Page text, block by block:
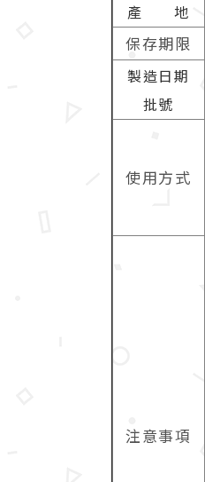
產 地
保存期限
製造日期
批號
使用方式
注意事項